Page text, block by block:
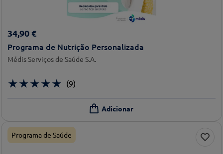
34,90 €
Programa de Nutrição Personalizada
Médis Serviços de Saúde S.A.
★★★★★ (9)
Programa de Saúde